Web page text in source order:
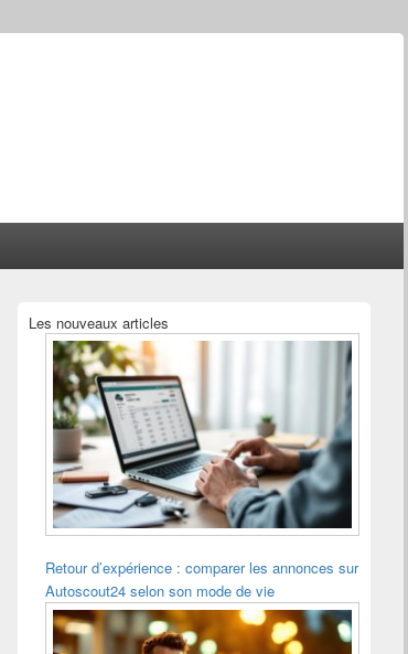
principale
widget
latérale
Les nouveaux articles
Retour d’expérience : comparer les annonces sur
Autoscout24 selon son mode de vie